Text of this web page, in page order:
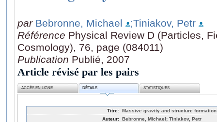
par Bebronne, Michael
;Tiniakov, Petr
Référence Physical Review D (Particles,
Cosmology), 76, page (084011)
Publication Publié, 2007
Article révisé par les pairs
ACCÈS EN LIGNE DÉTAILS STATISTIQUES
Titre: Massive gravity and structure formation
Auteur: Bebronne, Michael; Tiniakov, Petr